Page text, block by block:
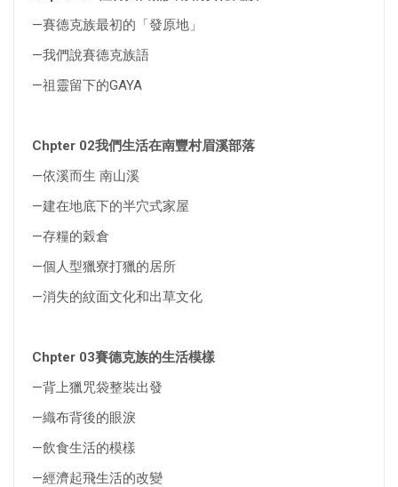
—賽德克族最初的「發原地」
—我們說賽德克族語
—祖靈留下的GAYA
Chpter 02我們生活在南豐村眉溪部落
—依溪而生 南山溪
—建在地底下的半穴式家屋
—存糧的穀倉
—個人型獵寮打獵的居所
—消失的紋面文化和出草文化
Chpter 03賽德克族的生活模樣
—背上獵咒袋整裝出發
—織布背後的眼淚
—飲食生活的模樣
—經濟起飛生活的改變